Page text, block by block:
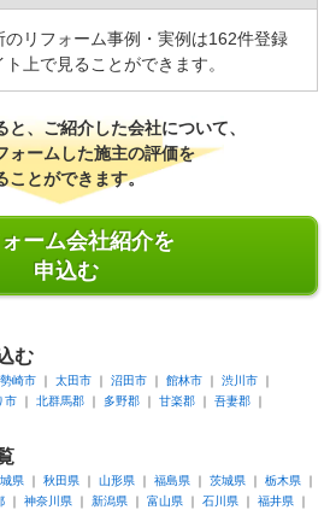
リフォーム事例・実例は162件登録
上で見ることができます。
と、ご紹介した会社について、
ォームした施主の評価を
ことができます。
ーム会社紹介を
申込む
む
崎市 太田市 沼田市 館林市
渋川市
市 北群馬郡 多野郡 甘楽郡
吾妻郡
県 秋田県 山形県 福島県 茨城県
栃木県
神奈川県 新潟県 富山県 石川県
福井県